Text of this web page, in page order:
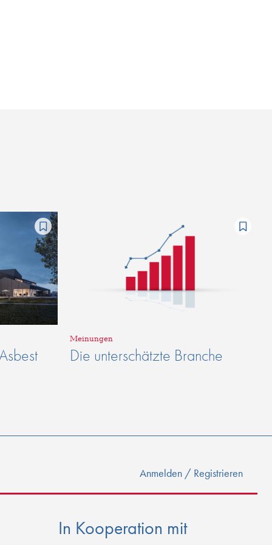
Meinungen
Die unterschätzte Branche
Anmelden / Registrieren
In Kooperation mit